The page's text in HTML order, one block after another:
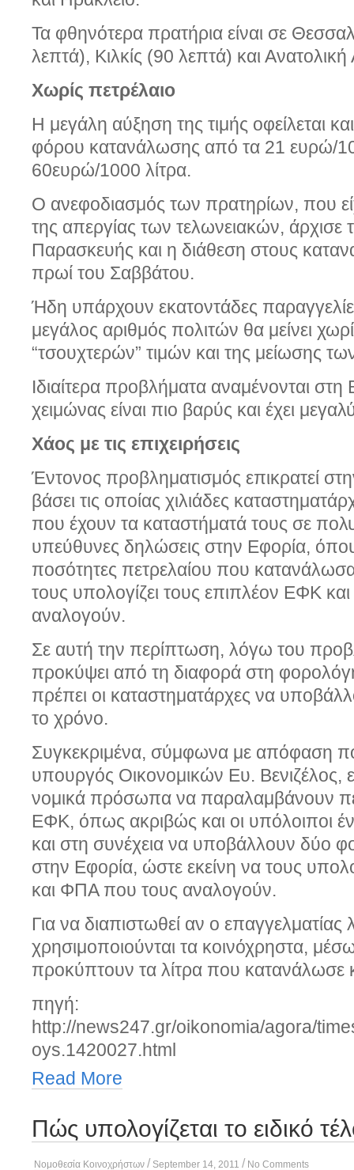
Τα φθηνότερα πρατήρια είναι σε
λεπτά), Κιλκίς (90 λεπτά) και
Χωρίς πετρέλαιο
Η μεγάλη αύξηση της τιμής οφείλεται
φόρου κατανάλωσης από τα 21 ευρώ/
60ευρώ/1000 λίτρα.
Ο ανεφοδιασμός των πρατηρίων, που
της απεργίας των τελωνειακών, άρχισε
Παρασκευής και η διάθεση στους
πρωί του Σαββάτου.
Ήδη υπάρχουν εκατοντάδες
μεγάλος αριθμός πολιτών θα μείνει
“τσουχτερών” τιμών και της μείωσης
Ιδιαίτερα προβλήματα αναμένονται
χειμώνας είναι πιο βαρύς και έχει
Χάος με τις επιχειρήσεις
Έντονος προβληματισμός επικρατεί
βάσει τις οποίας χιλιάδες
που έχουν τα καταστήματά τους σε
υπεύθυνες δηλώσεις στην Εφορία,
ποσότητες πετρελαίου που
τους υπολογίζει τους επιπλέον ΕΦΚ
αναλογούν.
Σε αυτή την περίπτωση, λόγω του
προκύψει από τη διαφορά στη
πρέπει οι καταστηματάρχες να
το χρόνο.
Συγκεκριμένα, σύμφωνα με απόφαση
υπουργός Οικονομικών Ευ. Βενιζέλος,
νομικά πρόσωπα να παραλαμβάνουν
ΕΦΚ, όπως ακριβώς και οι υπόλοιποι
και στη συνέχεια να υποβάλλουν δύο
στην Εφορία, ώστε εκείνη να τους
και ΦΠΑ που τους αναλογούν.
Για να διαπιστωθεί αν ο επαγγελματίας
χρησιμοποιούνται τα κοινόχρηστα,
προκύπτουν τα λίτρα που κατανάλωσε
πηγή:
http://news247.gr/oikonomia/agora/
oys.1420027.html
Read More
Πώς υπολογίζεται το ειδικό
Νομοθεσία Κοινοχρήστων / September 14, 2011 / No Comments